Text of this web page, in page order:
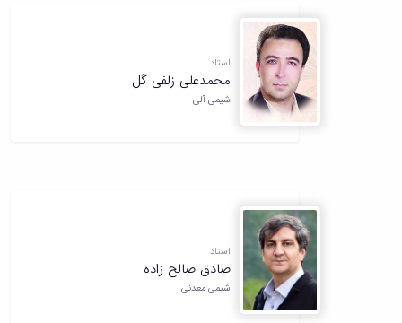
استاد
محمدعلی زلفی گل
شیمی آلی
استاد
صادق صالح زاده
شیمی معدنی